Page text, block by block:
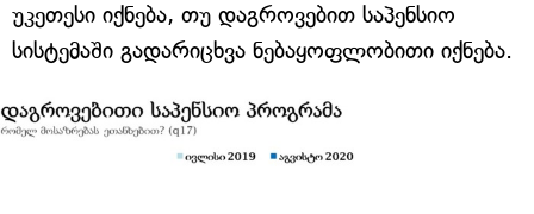
უკეთესი იქნება, თუ დაგროვებით საპენსიო
სისტემაში გადარიცხვა ნებაყოფლობითი იქნება.